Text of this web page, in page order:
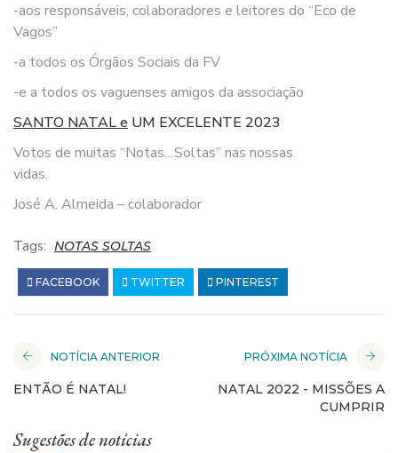
-aos responsáveis, colaboradores e leitores do “Eco de
Vagos”
-a todos os Órgãos Sociais da FV
-e a todos os vaguenses amigos da associação
SANTO NATAL e UM EXCELENTE 2023
Votos de muitas “Notas…Soltas” nas nossas
vidas.
José A. Almeida – colaborador
Tags: NOTAS SOLTAS
FACEBOOK TWITTER PINTEREST
NOTÍCIA ANTERIOR
ENTÃO É NATAL!
PRÓXIMA NOTÍCIA
NATAL 2022 - MISSÕES A
CUMPRIR
Sugestões de notícias